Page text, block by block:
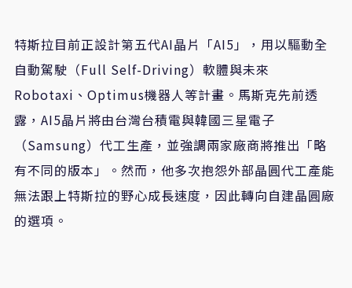
特斯拉目前正設計第五代AI晶片「AI5」，用以驅動全
自動駕駛（Full Self-Driving）軟體與未來
Robotaxi、Optimus機器人等計畫。馬斯克先前透
露，AI5晶片將由台灣台積電與韓國三星電子
（Samsung）代工生產，並強調兩家廠商將推出「略
有不同的版本」。然而，他多次抱怨外部晶圓代工產能
無法跟上特斯拉的野心成長速度，因此轉向自建晶圓廠
的選項。